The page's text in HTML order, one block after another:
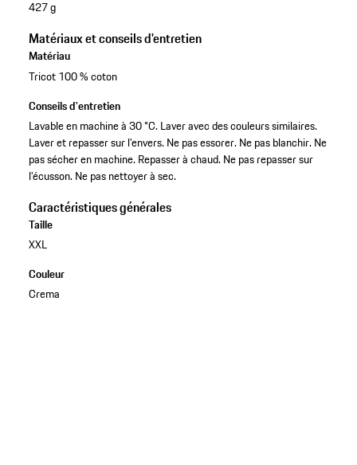
427 g
Matériaux et conseils d'entretien
Matériau
Tricot 100 % coton
Conseils d'entretien
Lavable en machine à 30 °C. Laver avec des couleurs similaires.
Laver et repasser sur l’envers. Ne pas essorer. Ne pas blanchir. Ne
pas sécher en machine. Repasser à chaud. Ne pas repasser sur
l’écusson. Ne pas nettoyer à sec.
Caractéristiques générales
Taille
XXL
Couleur
Crema